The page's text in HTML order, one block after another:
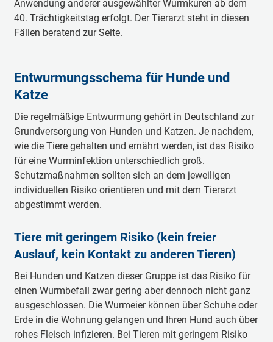
Anwendung anderer ausgewählter Wurmkuren ab dem
40. Trächtigkeitstag erfolgt. Der Tierarzt steht in diesen
Fällen beratend zur Seite.
Entwurmungsschema für Hunde und
Katze
Die regelmäßige Entwurmung gehört in Deutschland zur
Grundversorgung von Hunden und Katzen. Je nachdem,
wie die Tiere gehalten und ernährt werden, ist das Risiko
für eine Wurminfektion unterschiedlich groß.
Schutzmaßnahmen sollten sich an dem jeweiligen
individuellen Risiko orientieren und mit dem Tierarzt
abgestimmt werden.
Tiere mit geringem Risiko (kein freier
Auslauf, kein Kontakt zu anderen Tieren)
Bei Hunden und Katzen dieser Gruppe ist das Risiko für
einen Wurmbefall zwar gering aber dennoch nicht ganz
ausgeschlossen. Die Wurmeier können über Schuhe oder
Erde in die Wohnung gelangen und Ihren Hund auch über
rohes Fleisch infizieren. Bei Tieren mit geringem Risiko